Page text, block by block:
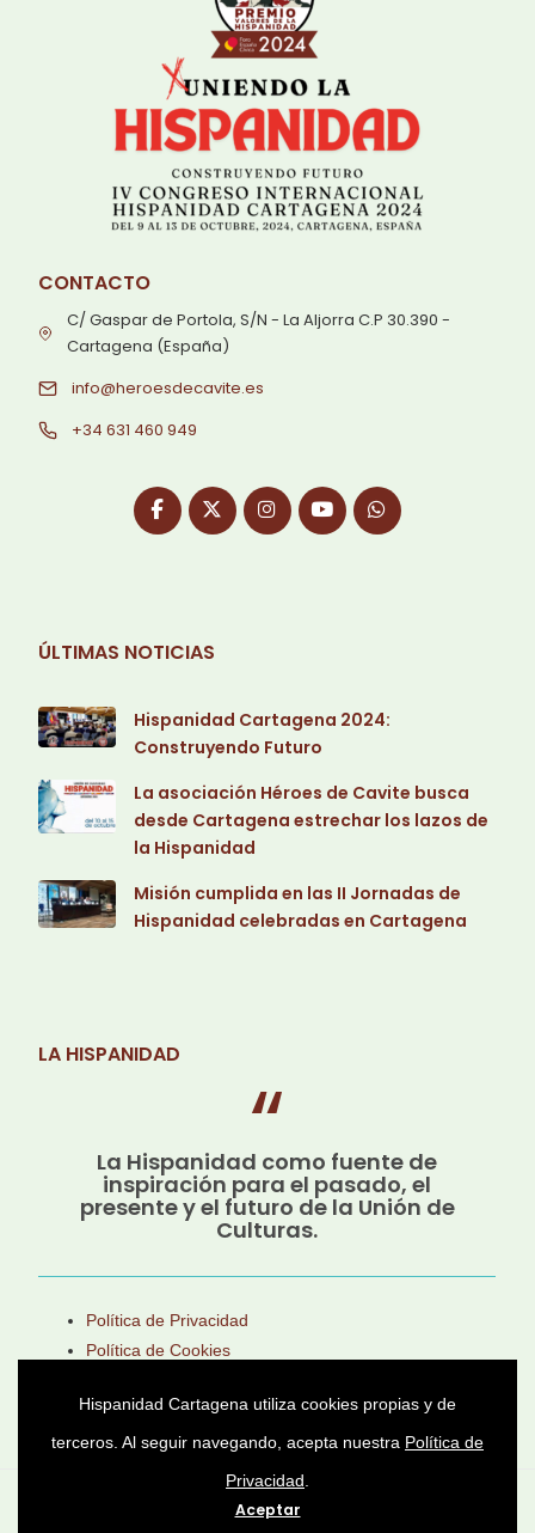
CONTACTO
C/ Gaspar de Portola, S/N - La Aljorra C.P 30.390 -
Cartagena (España)
info@heroesdecavite.es
+34 631 460 949
ÚLTIMAS NOTICIAS
Hispanidad Cartagena 2024:
Construyendo Futuro
La asociación Héroes de Cavite busca
desde Cartagena estrechar los lazos de
la Hispanidad
Misión cumplida en las II Jornadas de
Hispanidad celebradas en Cartagena
LA HISPANIDAD
La Hispanidad como fuente de
inspiración para el pasado, el
presente y el futuro de la Unión de
Culturas.
Política de Privacidad
Política de Cookies
Asociación Cultural Héroes de Cavite © 2025 -
Hispanidad Cartagena utiliza cookies propias y de
terceros. Al seguir navegando, acepta nuestra Política de
Privacidad
Aceptar